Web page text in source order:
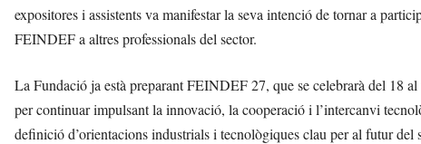
expositores i assistents va manifestar la seva intenció de tornar a
FEINDEF a altres professionals del sector.
La Fundació ja està preparant FEINDEF 27, que se celebrarà del 18
per continuar impulsant la innovació, la cooperació i l’intercanvi
definició d’orientacions industrials i tecnològiques clau per al futur del